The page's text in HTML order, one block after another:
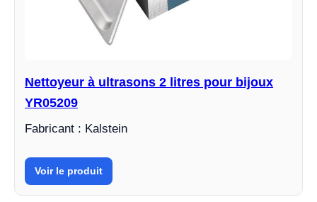
Nettoyeur à ultrasons 2 litres pour bijoux
YR05209
Fabricant : Kalstein
Voir le produit